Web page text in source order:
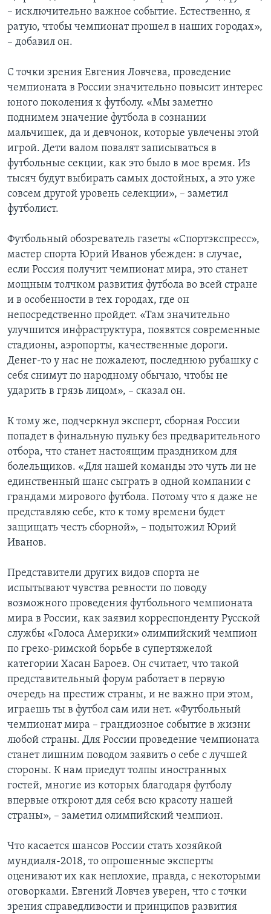
– исключительно важное событие. Естественно, я
ратую, чтобы чемпионат прошел в наших городах»,
– добавил он.
С точки зрения Евгения Ловчева, проведение
чемпионата в России значительно повысит интерес
юного поколения к футболу. «Мы заметно
поднимем значение футбола в сознании
мальчишек, да и девчонок, которые увлечены этой
игрой. Дети валом повалят записываться в
футбольные секции, как это было в мое время. Из
тысяч будут выбирать самых достойных, а это уже
совсем другой уровень селекции», – заметил
футболист.
Футбольный обозреватель газеты «Спортэкспресс»,
мастер спорта Юрий Иванов убежден: в случае,
если Россия получит чемпионат мира, это станет
мощным толчком развития футбола во всей стране
и в особенности в тех городах, где он
непосредственно пройдет. «Там значительно
улучшится инфраструктура, появятся современные
стадионы, аэропорты, качественные дороги.
Денег-то у нас не пожалеют, последнюю рубашку с
себя снимут по народному обычаю, чтобы не
ударить в грязь лицом», – сказал он.
К тому же, подчеркнул эксперт, сборная России
попадет в финальную пульку без предварительного
отбора, что станет настоящим праздником для
болельщиков. «Для нашей команды это чуть ли не
единственный шанс сыграть в одной компании с
грандами мирового футбола. Потому что я даже не
представляю себе, кто к тому времени будет
защищать честь сборной», – подытожил Юрий
Иванов.
Представители других видов спорта не
испытывают чувства ревности по поводу
возможного проведения футбольного чемпионата
мира в России, как заявил корреспонденту Русской
службы «Голоса Америки» олимпийский чемпион
по греко-римской борьбе в супертяжелой
категории Хасан Бароев. Он считает, что такой
представительный форум работает в первую
очередь на престиж страны, и не важно при этом,
играешь ты в футбол сам или нет. «Футбольный
чемпионат мира – грандиозное событие в жизни
любой страны. Для России проведение чемпионата
станет лишним поводом заявить о себе с лучшей
стороны. К нам приедут толпы иностранных
гостей, многие из которых благодаря футболу
впервые откроют для себя всю красоту нашей
страны», – заметил олимпийский чемпион.
Что касается шансов России стать хозяйкой
мундиаля-2018, то опрошенные эксперты
оценивают их как неплохие, правда, с некоторыми
оговорками. Евгений Ловчев уверен, что с точки
зрения справедливости и принципов развития